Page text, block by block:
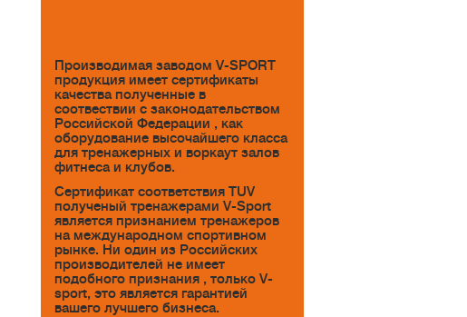
Производимая заводом V-SPORT
продукция имеет сертификаты
качества полученные в
соотвествии с законодательством
Российской Федерации , как
оборудование высочайшего класса
для тренажерных и воркаут залов
фитнеса и клубов.
Сертификат соответствия TUV
полученый тренажерами V-Sport
является признанием тренажеров
на международном спортивном
рынке. Ни один из Российских
производителей не имеет
подобного признания , только V-
sport, это является гарантией
вашего лучшего бизнеса.